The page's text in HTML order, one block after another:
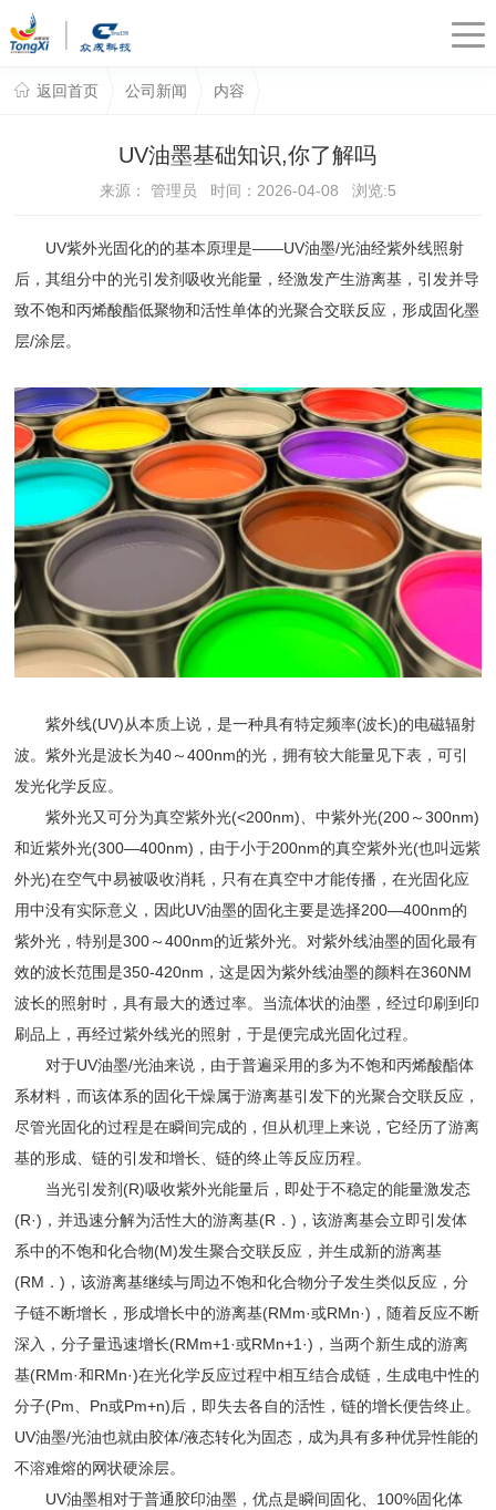
返回首页 公司新闻 内容
UV油墨基础知识,你了解吗
来源： 管理员 时间：2026-04-08 浏览:5
UV紫外光固化的的基本原理是——UV油墨/光油经紫外线照射
后，其组分中的光引发剂吸收光能量，经激发产生游离基，引发并导
致不饱和丙烯酸酯低聚物和活性单体的光聚合交联反应，形成固化墨
层/涂层。
紫外线(UV)从本质上说，是一种具有特定频率(波长)的电磁辐射
波。紫外光是波长为40～400nm的光，拥有较大能量见下表，可引
发光化学反应。
紫外光又可分为真空紫外光(<200nm)、中紫外光(200～300nm)
和近紫外光(300—400nm)，由于小于200nm的真空紫外光(也叫远紫
外光)在空气中易被吸收消耗，只有在真空中才能传播，在光固化应
用中没有实际意义，因此UV油墨的固化主要是选择200—400nm的
紫外光，特别是300～400nm的近紫外光。对紫外线油墨的固化最有
效的波长范围是350-420nm，这是因为紫外线油墨的颜料在360NM
波长的照射时，具有最大的透过率。当流体状的油墨，经过印刷到印
刷品上，再经过紫外线光的照射，于是便完成光固化过程。
对于UV油墨/光油来说，由于普遍采用的多为不饱和丙烯酸酯体
系材料，而该体系的固化干燥属于游离基引发下的光聚合交联反应，
尽管光固化的过程是在瞬间完成的，但从机理上来说，它经历了游离
基的形成、链的引发和增长、链的终止等反应历程。
当光引发剂(R)吸收紫外光能量后，即处于不稳定的能量激发态
(R·)，并迅速分解为活性大的游离基(R．)，该游离基会立即引发体
系中的不饱和化合物(M)发生聚合交联反应，并生成新的游离基
(RM．)，该游离基继续与周边不饱和化合物分子发生类似反应，分
子链不断增长，形成增长中的游离基(RMm·或RMn·)，随着反应不断
深入，分子量迅速增长(RMm+1·或RMn+1·)，当两个新生成的游离
基(RMm·和RMn·)在光化学反应过程中相互结合成链，生成电中性的
分子(Pm、Pn或Pm+n)后，即失去各自的活性，链的增长便告终止。
UV油墨/光油也就由胶体/液态转化为固态，成为具有多种优异性能的
不溶难熔的网状硬涂层。
UV油墨相对于普通胶印油墨，优点是瞬间固化、100%固化体